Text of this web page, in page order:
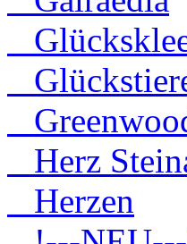
Herz
Herzen